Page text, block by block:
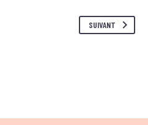
SUIVANT